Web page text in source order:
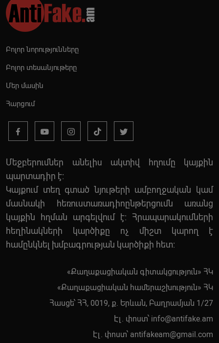
Բոլոր նորությունները
Բոլոր տեսանյութերը
Մեր մասին
Հարցում
Մեջբերումներ անելիս ակտիվ հղումը կայքին
պարտադիր է:
Կայքում տեղ գտած նյութերի ամբողջական կամ
մասնակի հեռուստառադիոընթերցումն առանց
կայքին հղման արգելվում է: Հրապարակումների
հեղինակների կարծիքը ոչ միշտ կարող է
համընկնել խմբագրության կարծիքի հետ:
«Քաղաքացիական գիտակցություն» ՀԿ
«Քաղաքացիական համերաշխություն» ՀԿ
Հասցե՝ ՀՀ, 0019, ք. Երևան, Բաղրամյան 1/27
Էլ. փոստ՝ info@antifake.am
Էլ. փոստ՝ antifakeam@gmail.com